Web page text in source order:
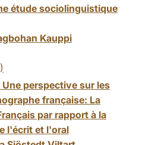
étude sociolinguistique
Kauppi
Une perspective sur les
française: La
par rapport à la
l'écrit et l'oral